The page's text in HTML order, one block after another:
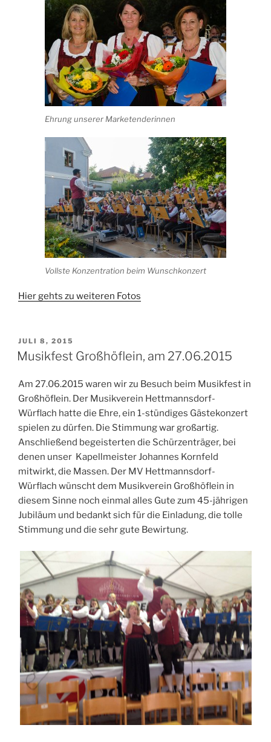
Ehrung unserer Marketenderinnen
Vollste Konzentration beim Wunschkonzert
Hier gehts zu weiteren Fotos
VERÖFFENTLICHT
AM
JULI 8, 2015
Musikfest Großhöflein, am 27.06.2015
Am 27.06.2015 waren wir zu Besuch beim Musikfest in
Großhöflein. Der Musikverein Hettmannsdorf-
Würflach hatte die Ehre, ein 1-stündiges Gästekonzert
spielen zu dürfen. Die Stimmung war großartig.
Anschließend begeisterten die Schürzenträger, bei
denen unser Kapellmeister Johannes Kornfeld
mitwirkt, die Massen. Der MV Hettmannsdorf-
Würflach wünscht dem Musikverein Großhöflein in
diesem Sinne noch einmal alles Gute zum 45-jährigen
Jubiläum und bedankt sich für die Einladung, die tolle
Stimmung und die sehr gute Bewirtung.